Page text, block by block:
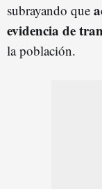
subrayando que
evidencia de
la población.